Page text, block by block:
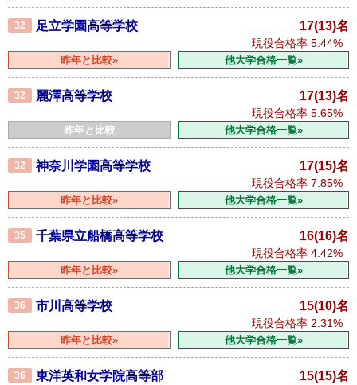
32 足立学園高等学校 17(13)名
現役合格率 5.44%
昨年と比較» 他大学合格一覧»
32 麗澤高等学校 17(13)名
現役合格率 5.65%
昨年と比較 他大学合格一覧»
32 神奈川学園高等学校 17(15)名
現役合格率 7.85%
昨年と比較» 他大学合格一覧»
35 千葉県立船橋高等学校 16(16)名
現役合格率 4.42%
昨年と比較» 他大学合格一覧»
36 市川高等学校 15(10)名
現役合格率 2.31%
昨年と比較» 他大学合格一覧»
36 東洋英和女学院高等部 15(15)名